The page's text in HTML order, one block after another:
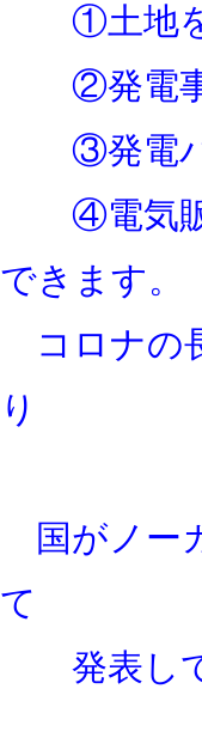
①土地を
②発電事
③発電パ
④電気販
できます。
コロナの
国がノー
て
発表して